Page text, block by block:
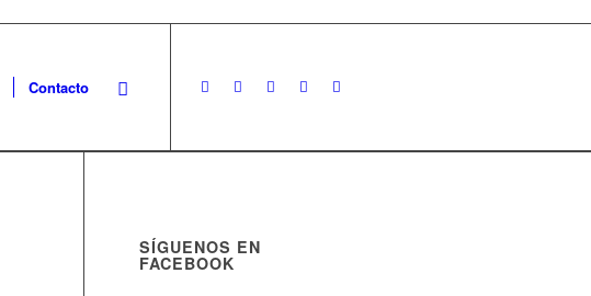
Contacto
SÍGUENOS EN
FACEBOOK